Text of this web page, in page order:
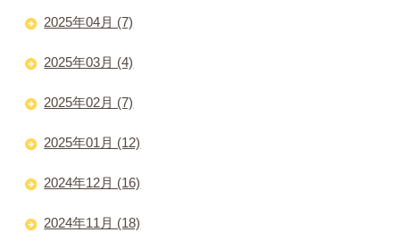
2025年04月 (7)
2025年03月 (4)
2025年02月 (7)
2025年01月 (12)
2024年12月 (16)
2024年11月 (18)